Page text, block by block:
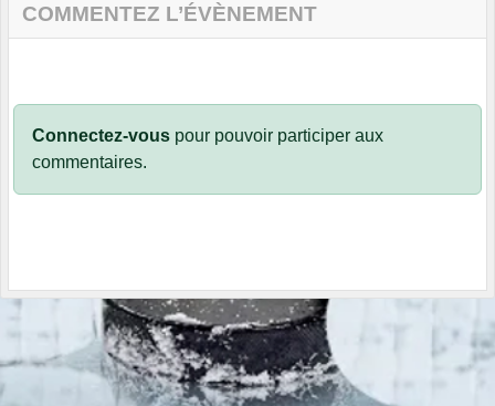
COMMENTEZ L’ÉVÈNEMENT
Connectez-vous pour pouvoir participer aux
commentaires.